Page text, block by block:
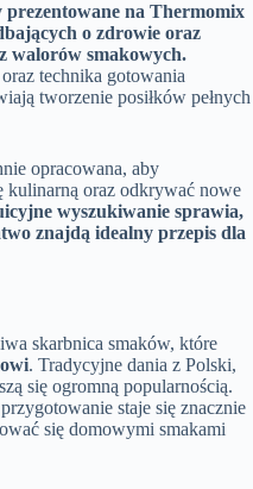
na Thermomix
o zdrowie oraz
walorów smakowych.
technika gotowania
tworzenie posiłków pełnych
opracowana, aby
oraz odkrywać nowe
wyszukiwanie sprawia,
znajdą idealny przepis dla
skarbnica smaków, które
. Tradycyjne dania z Polski,
się ogromną popularnością.
staje się znacznie
się domowymi smakami